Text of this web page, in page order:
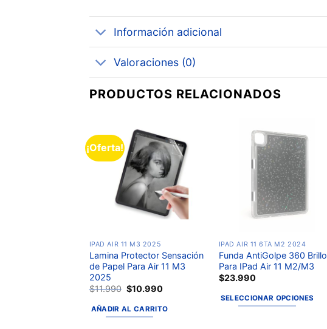
Información adicional
Valoraciones (0)
PRODUCTOS RELACIONADOS
¡Oferta!
Añadir
a la
lista de
deseos
IPAD AIR 11 M3 2025
Lamina Protector Sensación
de Papel Para Air 11 M3
2025
$11.990 $10.990
AÑADIR AL CARRITO
lista de
deseos
IPAD AIR 11 6TA M2 2024
Funda AntiGolpe 360 Brillo
Para IPad Air 11 M2/M3
$23.990
SELECCIONAR OPCIONES